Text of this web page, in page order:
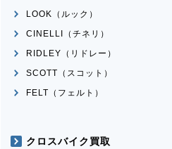
LOOK（ルック）
CINELLI（チネリ）
RIDLEY（リドレー）
SCOTT（スコット）
FELT（フェルト）
クロスバイク買取